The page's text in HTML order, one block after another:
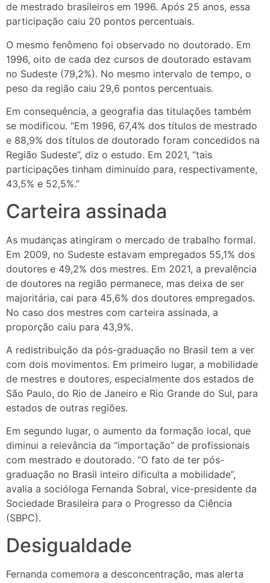
de mestrado brasileiros em 1996. Após 25 anos, essa
participação caiu 20 pontos percentuais.
O mesmo fenômeno foi observado no doutorado. Em
1996, oito de cada dez cursos de doutorado estavam
no Sudeste (79,2%). No mesmo intervalo de tempo, o
peso da região caiu 29,6 pontos percentuais.
Em consequência, a geografia das titulações também
se modificou. “Em 1996, 67,4% dos títulos de mestrado
e 88,9% dos títulos de doutorado foram concedidos na
Região Sudeste”, diz o estudo. Em 2021, “tais
participações tinham diminuído para, respectivamente,
43,5% e 52,5%.”
Carteira assinada
As mudanças atingiram o mercado de trabalho formal.
Em 2009, no Sudeste estavam empregados 55,1% dos
doutores e 49,2% dos mestres. Em 2021, a prevalência
de doutores na região permanece, mas deixa de ser
majoritária, cai para 45,6% dos doutores empregados.
No caso dos mestres com carteira assinada, a
proporção caiu para 43,9%.
A redistribuição da pós-graduação no Brasil tem a ver
com dois movimentos. Em primeiro lugar, a mobilidade
de mestres e doutores, especialmente dos estados de
São Paulo, do Rio de Janeiro e Rio Grande do Sul, para
estados de outras regiões.
Em segundo lugar, o aumento da formação local, que
diminui a relevância da “importação” de profissionais
com mestrado e doutorado. “O fato de ter pós-
graduação no Brasil inteiro dificulta a mobilidade”,
avalia a socióloga Fernanda Sobral, vice-presidente da
Sociedade Brasileira para o Progresso da Ciência
(SBPC).
Desigualdade
Fernanda comemora a desconcentração, mas alerta